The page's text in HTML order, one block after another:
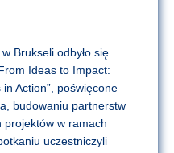
Brukseli odbyło się
Ideas to Impact:
Action”, poświęcone
budowaniu partnerstw
projektów w ramach
uczestniczyli